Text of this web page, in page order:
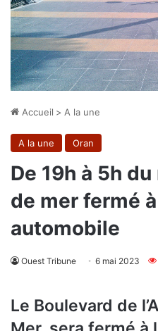
Accueil > A la une
A la une Oran
De 19h à 5h
de mer fermé
automobile
Ouest Tribune 6 mai 2023
Le Boulevard de